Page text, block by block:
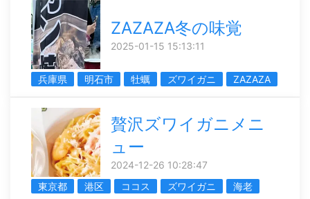
ZAZAZA冬の味覚
2025-01-15 15:13:11
兵庫県 明石市 牡蠣 ズワイガニ ZAZAZA
贅沢ズワイガニメニ
ュー
2024-12-26 10:28:47
東京都
港区 ココス ズワイガニ 海老